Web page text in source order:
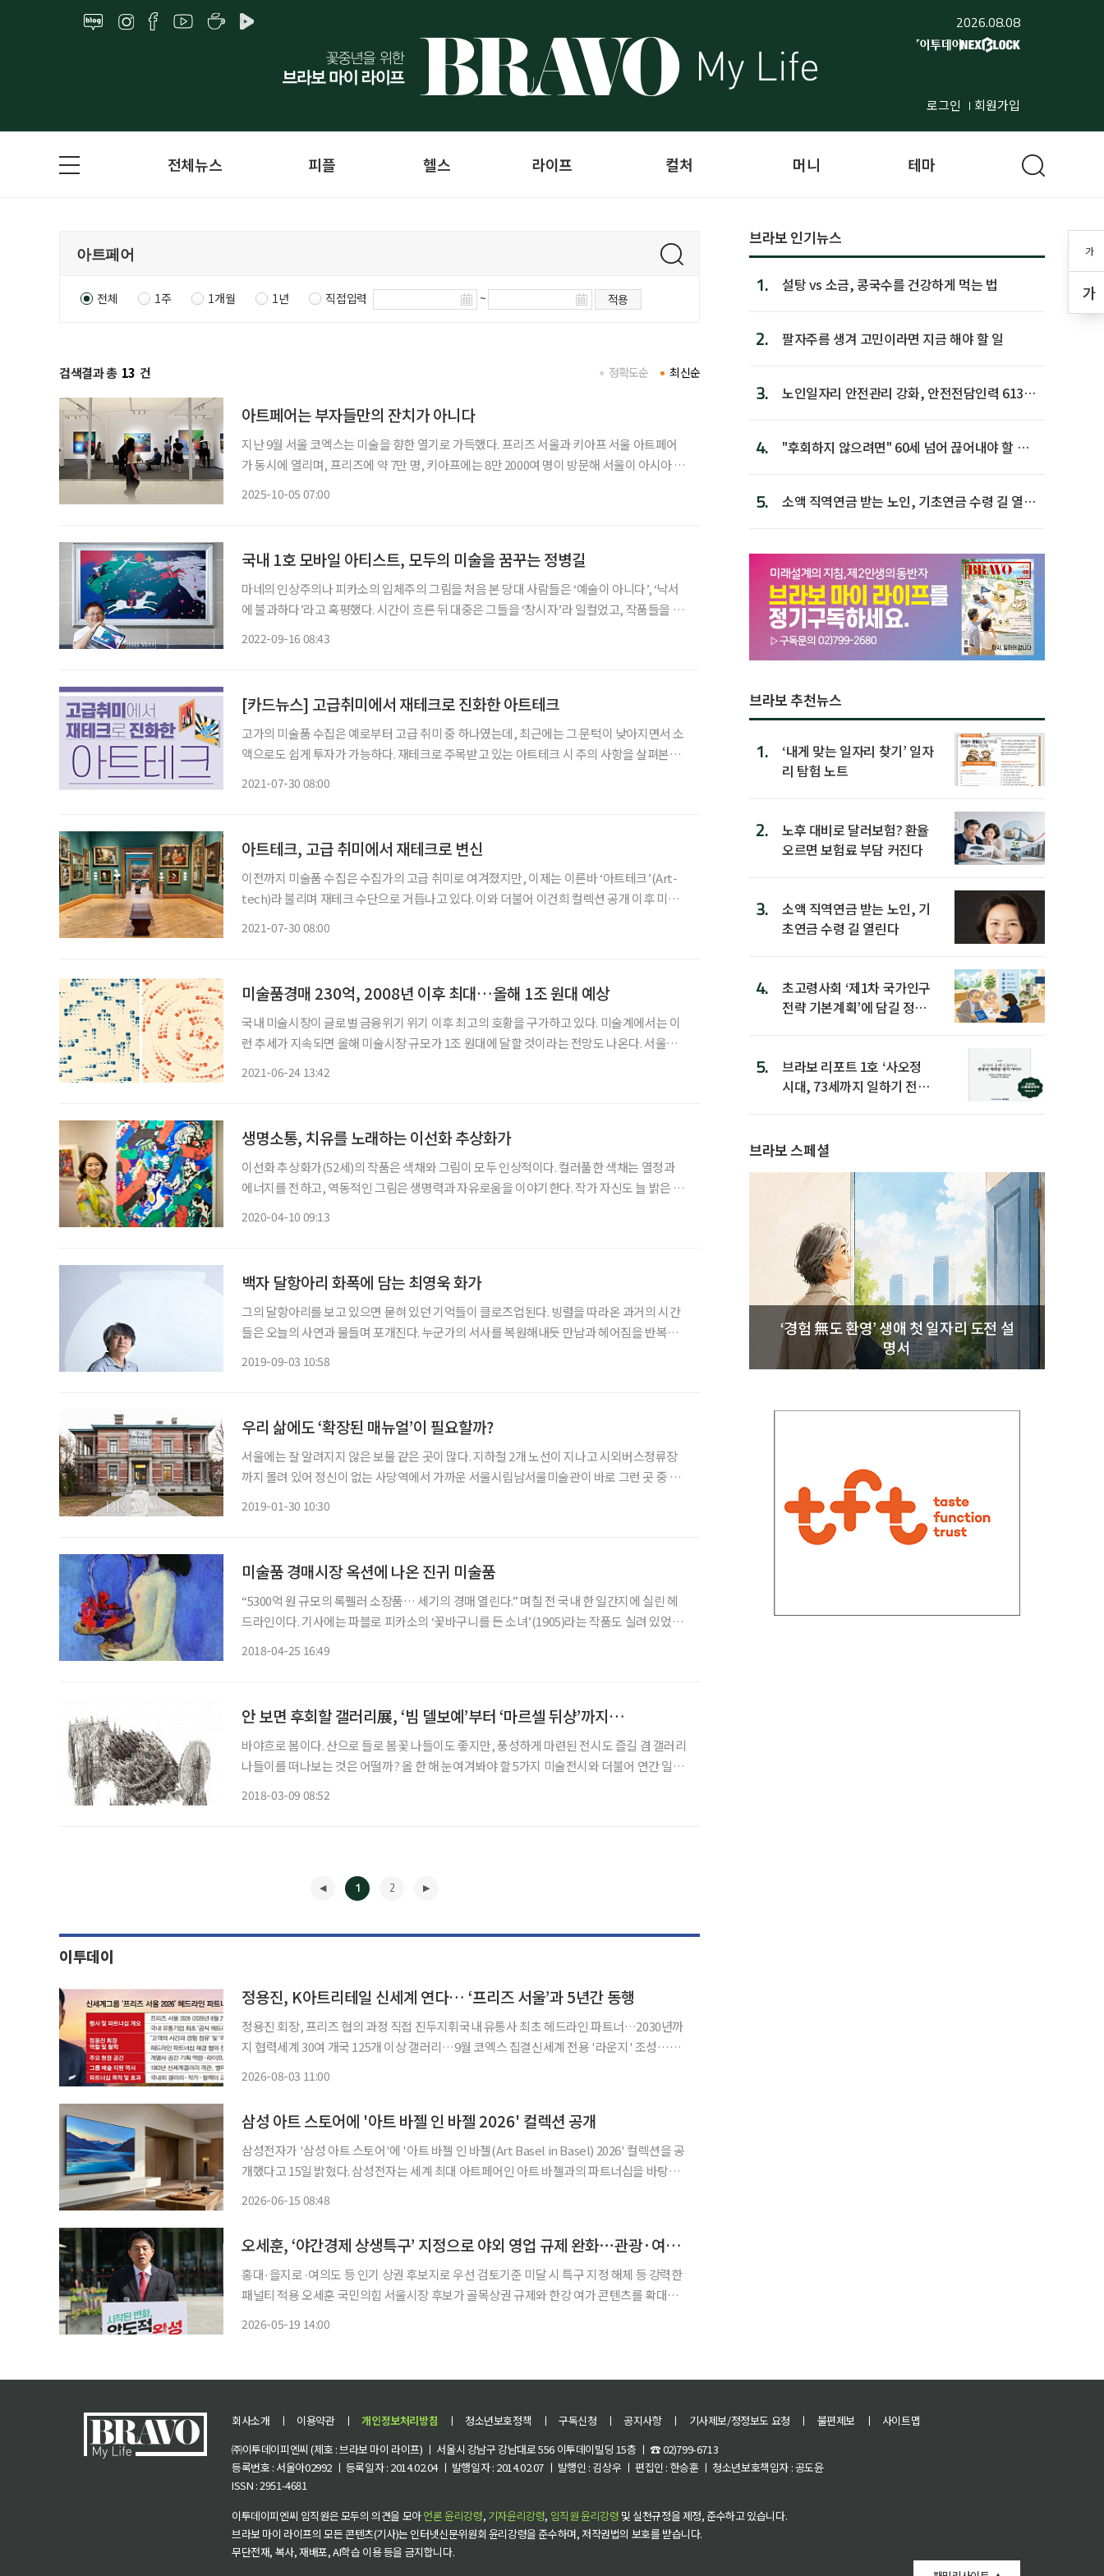
2026.08.08
로그인 회원가입
가
가
전체뉴스 피플 헬스 라이프 컬처 머니 테마
전체 1주 1개월 1년 직접입력 ~ 적용
검색결과 총 13 건 최신순
정확도순
아트페어는 부자들만의 잔치가 아니다
지난 9월 서울 코엑스는 미술을 향한 열기로 가득했다. 프리즈 서울과 키아프 서울 아트페어
가 동시에 열리며, 프리즈에 약 7만 명, 키아프에는 8만 2000여 명이 방문해 서울이 아시아 미
2025-10-05 07:00
국내 1호 모바일 아티스트, 모두의 미술을 꿈꾸는 정병길
마네의 인상주의나 피카소의 입체주의 그림을 처음 본 당대 사람들은 ‘예술이 아니다’, ‘낙서
에 불과하다’라고 혹평했다. 시간이 흐른 뒤 대중은 그들을 ‘창시자’라 일컬었고, 작품들을 칭
2022-09-16 08:43
[카드뉴스] 고급취미에서 재테크로 진화한 아트테크
고가의 미술품 수집은 예로부터 고급 취미 중 하나였는데, 최근에는 그 문턱이 낮아지면서 소
액으로도 쉽게 투자가 가능하다. 재테크로 주목받고 있는 아트테크 시 주의 사항을 살펴본다.
2021-07-30 08:00
아트테크, 고급 취미에서 재테크로 변신
이전까지 미술품 수집은 수집가의 고급 취미로 여겨졌지만, 이제는 이른바 ‘아트테크’(Art-
tech)라 불리며 재테크 수단으로 거듭나고 있다. 이와 더불어 이건희 컬렉션 공개 이후 미술
2021-07-30 08:00
미술품경매 230억, 2008년 이후 최대…올해 1조 원대 예상
국내 미술시장이 글로벌 금융위기 위기 이후 최고의 호황을 구가하고 있다. 미술계에서는 이
런 추세가 지속되면 올해 미술시장 규모가 1조 원대에 달할 것이라는 전망도 나온다. 서울옥
2021-06-24 13:42
생명소통, 치유를 노래하는 이선화 추상화가
이선화 추상화가(52세)의 작품은 색채와 그림이 모두 인상적이다. 컬러풀한 색채는 열정과
에너지를 전하고, 역동적인 그림은 생명력과 자유로움을 이야기한다. 작가 자신도 늘 밝은 기
2020-04-10 09:13
백자 달항아리 화폭에 담는 최영욱 화가
그의 달항아리를 보고 있으면 묻혀 있던 기억들이 클로즈업된다. 빙렬을 따라온 과거의 시간
들은 오늘의 사연과 물들며 포개진다. 누군가의 서사를 복원해내듯 만남과 헤어짐을 반복하
2019-09-03 10:58
우리 삶에도 ‘확장된 매뉴얼’이 필요할까?
서울에는 잘 알려지지 않은 보물 같은 곳이 많다. 지하철 2개 노선이 지나고 시외버스정류장
까지 몰려 있어 정신이 없는 사당역에서 가까운 서울시립남서울미술관이 바로 그런 곳 중 하
2019-01-30 10:30
미술품 경매시장 옥션에 나온 진귀 미술품
“5300억 원 규모의 록펠러 소장품… 세기의 경매 열린다.” 며칠 전 국내 한 일간지에 실린 헤
드라인이다. 기사에는 파블로 피카소의 ‘꽃바구니를 든 소녀’(1905)라는 작품도 실려 있었다.
2018-04-25 16:49
안 보면 후회할 갤러리展, ‘빔 델보예’부터 ‘마르셀 뒤샹’까지…
바야흐로 봄이다. 산으로 들로 봄꽃 나들이도 좋지만, 풍성하게 마련된 전시도 즐길 겸 갤러리
나들이를 떠나보는 것은 어떨까? 올 한 해 눈여겨봐야 할 5가지 미술전시와 더불어 연간 일정
2018-03-09 08:52
1 2
이투데이
정용진, K아트리테일 신세계 연다… ‘프리즈 서울’과 5년간 동행
정용진 회장, 프리즈 협의 과정 직접 진두지휘국내 유통사 최초 헤드라인 파트너…2030년까
지 협력세계 30여 개국 125개 이상 갤러리…9월 코엑스 집결신세계 전용 '라운지' 조성…국
2026-08-03 11:00
삼성 아트 스토어에 '아트 바젤 인 바젤 2026' 컬렉션 공개
삼성전자가 '삼성 아트 스토어'에 '아트 바젤 인 바젤(Art Basel in Basel) 2026' 컬렉션을 공
개했다고 15일 밝혔다. 삼성전자는 세계 최대 아트페어인 아트 바젤과의 파트너십을 바탕으
2026-06-15 08:48
오세훈, ‘야간경제 상생특구’ 지정으로 야외 영업 규제 완화⋯관광·여가 공약 발표
홍대·을지로·여의도 등 인기 상권 후보지로 우선 검토기준 미달 시 특구 지정 해체 등 강력한
패널티 적용 오세훈 국민의힘 서울시장 후보가 골목상권 규제와 한강 여가 콘텐츠를 확대하
2026-05-19 14:00
브라보 인기뉴스
1. 설탕 vs 소금, 콩국수를 건강하게 먹는 법
2. 팔자주름 생겨 고민이라면 지금 해야 할 일
3.
노인일자리 안전관리 강화, 안전전담인력 613명
4.
"후회하지 않으려면" 60세 넘어 끊어내야 할 사
5.
소액 직역연금 받는 노인, 기초연금 수령 길 열린
브라보 추천뉴스
1.
‘내게 맞는 일자리 찾기’ 일자
리 탐험 노트
2.
노후 대비로 달러보험? 환율
오르면 보험료 부담 커진다
3.
소액 직역연금 받는 노인, 기
초연금 수령 길 열린다
4.
초고령사회 ‘제1차 국가인구
전략 기본계획’에 담길 정책
5.
브라보 리포트 1호 ‘사오정
시대, 73세까지 일하기 전략’
브라보 스페셜
‘경험 無도 환영’ 생애 첫 일자리 도전 설
명서
회사소개 ㅣ 이용약관 ㅣ 개인정보처리방침 ㅣ 청소년보호정책 ㅣ 구독신청 ㅣ 공지사항 ㅣ 기사제보/정정보도 요청 ㅣ 불편제보 ㅣ
사이트맵
㈜이투데이피엔씨 (제호 : 브라보 마이 라이프) ㅣ 서울시 강남구 강남대로 556 이투데이빌딩 15층 ㅣ ☎ 02)799-6713
등록번호 : 서울아02992 ㅣ 등록일자 : 2014.02.04 ㅣ 발행일자 : 2014.02.07 ㅣ 발행인 : 김상우 ㅣ 편집인 : 한승훈 ㅣ 청소년보호책임자 : 공도윤
ISSN : 2951-4681
이투데이피엔씨 임직원은 모두의 의견을 모아언론 윤리강령, 기자윤리강령, 임직원 윤리강령 및 실천규정을 제정, 준수하고 있습니다.
브라보 마이 라이프의 모든 콘텐츠(기사)는 인터넷신문위원회 윤리강령을 준수하며, 저작권법의 보호를 받습니다.
무단전재, 복사, 재배포, AI학습 이용 등을 금지합니다.